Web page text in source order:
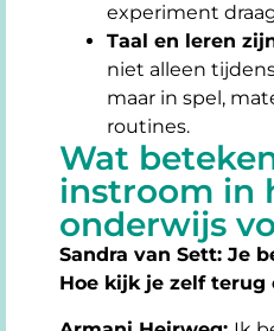
experiment
Taal en leren
niet alleen
maar in spel,
routines.
Wat
instroom in
onderwijs
Sandra van Sett: Je
Hoe kijk je zelf terug